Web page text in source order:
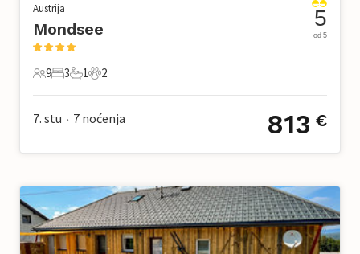
Austrija
Mondsee
9 Gosti
9
3 Spavaće sobe
3
1 Kupaonica
1
2 Kućni ljubimac
2
5
od 5
7. stu • 7 noćenja 813 €